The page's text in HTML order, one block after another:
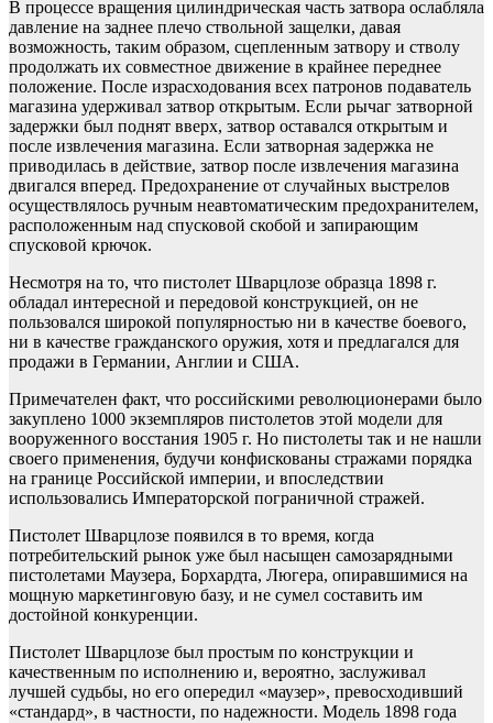
В процессе вращения цилиндрическая часть затвора ослабляла
давление на заднее плечо ствольной защелки, давая
возможность, таким образом, сцепленным затвору и стволу
продолжать их совместное движение в крайнее переднее
положение. После израсходования всех патронов подаватель
магазина удерживал затвор открытым. Если рычаг затворной
задержки был поднят вверх, затвор оставался открытым и
после извлечения магазина. Если затворная задержка не
приводилась в действие, затвор после извлечения магазина
двигался вперед. Предохранение от случайных выстрелов
осуществлялось ручным неавтоматическим предохранителем,
расположенным над спусковой скобой и запирающим
спусковой крючок.
Несмотря на то, что пистолет Шварцлозе образца 1898 г.
обладал интересной и передовой конструкцией, он не
пользовался широкой популярностью ни в качестве боевого,
ни в качестве гражданского оружия, хотя и предлагался для
продажи в Германии, Англии и США.
Примечателен факт, что российскими революционерами было
закуплено 1000 экземпляров пистолетов этой модели для
вооруженного восстания 1905 г. Но пистолеты так и не нашли
своего применения, будучи конфискованы стражами порядка
на границе Российской империи, и впоследствии
использовались Императорской пограничной стражей.
Пистолет Шварцлозе появился в то время, когда
потребительский рынок уже был насыщен самозарядными
пистолетами Маузера, Борхардта, Люгера, опиравшимися на
мощную маркетинговую базу, и не сумел составить им
достойной конкуренции.
Пистолет Шварцлозе был простым по конструкции и
качественным по исполнению и, вероятно, заслуживал
лучшей судьбы, но его опередил «маузер», превосходивший
«стандард», в частности, по надежности. Модель 1898 года